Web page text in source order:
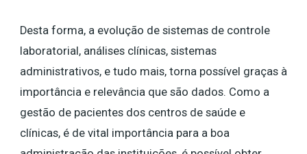
Desta forma, a evolução de sistemas de controle
laboratorial, análises clínicas, sistemas
administrativos, e tudo mais, torna possível graças à
importância e relevância que são dados. Como a
gestão de pacientes dos centros de saúde e
clínicas, é de vital importância para a boa